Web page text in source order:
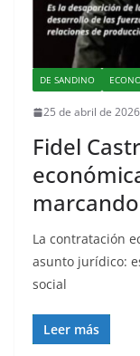
DE SANDINO
25 de abril de 2026
Fidel
La contratación
asunto jurídico:
social
Leer más